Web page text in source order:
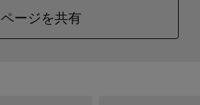
ページを共有